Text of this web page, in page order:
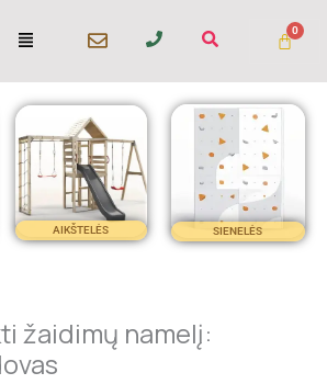
Menu
AIKŠTELĖS SIENELĖS
žaidimų namelį: